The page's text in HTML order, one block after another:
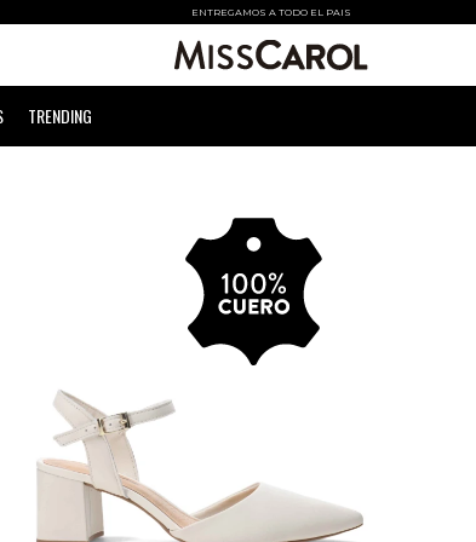
ENTREGAMOS A TODO EL PAIS
TRENDING